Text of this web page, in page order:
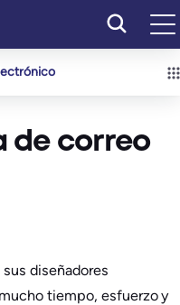
de correo
diseñadores
tiempo, esfuerzo y